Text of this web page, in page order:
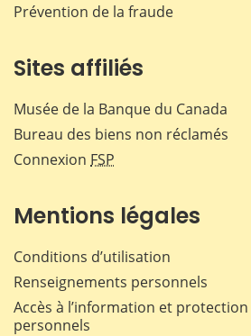
Prévention de la fraude
Sites affiliés
Musée de la Banque du Canada
Bureau des biens non réclamés
Connexion FSP
Mentions légales
Conditions d’utilisation
Renseignements personnels
Accès à l’information et
personnels